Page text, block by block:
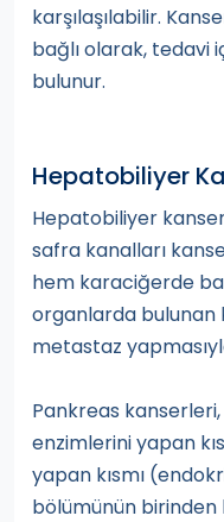
karşılaşılabilir.
bağlı olarak, tedavi
bulunur.
Hepatobiliyer
Hepatobiliyer
safra kanalları
hem karaciğerde
organlarda
metastaz
Pankreas
enzimlerini yapan
yapan kısmı
bölümünün birinden